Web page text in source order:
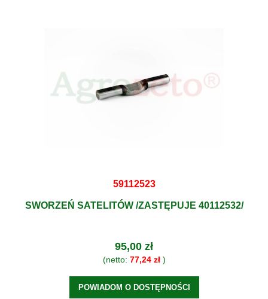
59112523
SWORZEŃ SATELITÓW /ZASTĘPUJE 40112532/
95,00 zł
(netto: 77,24 zł)
POWIADOM O DOSTĘPNOŚCI